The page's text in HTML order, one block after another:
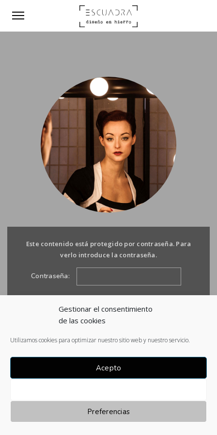
Gestionar el consentimiento
de las cookies
Utilizamos cookies para optimizar nuestro sitio web y nuestro servicio.
Acepto
Preferencias
Este contenido está protegido por contraseña. Para
verlo introduce la contraseña.
Contraseña: